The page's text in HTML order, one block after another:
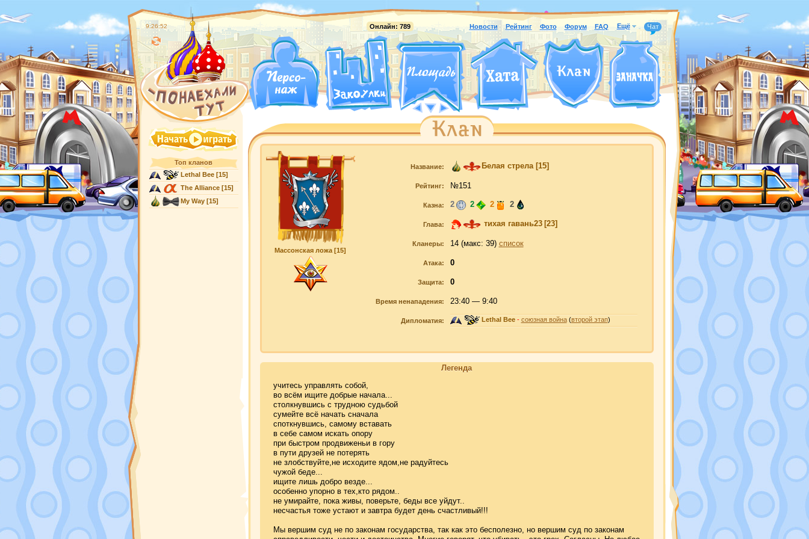
Онлайн: 789 Новости Рейтинг Фото Форум FAQ Ещё Чат
9:26:52
Топ кланов
Lethal Bee[15]
The Alliance[15]
My Way[15]
Массонская ложа [15]
Название: Белая стрела[15]
Рейтинг: №151
Казна: 2 2 2 2
Глава: тихая гавань23 [23]
Кланеры: 14 (макс: 39) список
Атака: 0
Защита: 0
Время ненападения: 23:40 — 9:40
Дипломатия: Lethal Bee- союзная война(второй этап)
Легенда
учитесь управлять собой,
во всём ищите добрые начала...
столкнувшись с трудною судьбой
сумейте всё начать сначала
споткнувшись, самому вставать
в себе самом искать опору
при быстром продвиженьи в гору
в пути друзей не потерять
не злобствуйте,не исходите ядом,не радуйтесь
чужой беде...
ищите лишь добро везде...
особенно упорно в тех,кто рядом..
не умирайте, пока живы, поверьте, беды все уйдут..
несчастья тоже устают и завтра будет день счастливый!!!
Мы вершим суд не по законам государства, так как это бесполезно, но вершим суд по законам